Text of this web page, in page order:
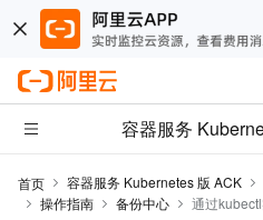
容器服务
首页 容器服务 Kubernetes 版 ACK
操作指南
备份中心 通过